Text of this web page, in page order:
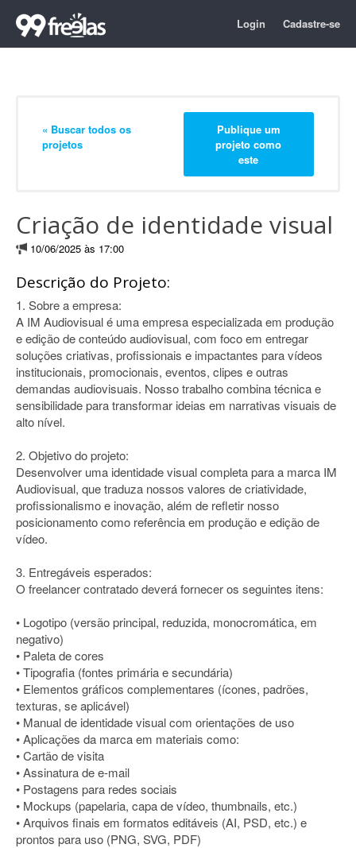
Login Cadastre-se
« Buscar todos os
projetos
Publique um
projeto como
este
Criação de identidade visual
10/06/2025 às 17:00
Descrição do Projeto:
1. Sobre a empresa:
A IM Audiovisual é uma empresa especializada em produção
e edição de conteúdo audiovisual, com foco em entregar
soluções criativas, profissionais e impactantes para vídeos
institucionais, promocionais, eventos, clipes e outras
demandas audiovisuais. Nosso trabalho combina técnica e
sensibilidade para transformar ideias em narrativas visuais de
alto nível.
2. Objetivo do projeto:
Desenvolver uma identidade visual completa para a marca IM
Audiovisual, que traduza nossos valores de criatividade,
profissionalismo e inovação, além de refletir nosso
posicionamento como referência em produção e edição de
vídeo.
3. Entregáveis esperados:
O freelancer contratado deverá fornecer os seguintes itens:
• Logotipo (versão principal, reduzida, monocromática, em
negativo)
• Paleta de cores
• Tipografia (fontes primária e secundária)
• Elementos gráficos complementares (ícones, padrões,
texturas, se aplicável)
• Manual de identidade visual com orientações de uso
• Aplicações da marca em materiais como:
• Cartão de visita
• Assinatura de e-mail
• Postagens para redes sociais
• Mockups (papelaria, capa de vídeo, thumbnails, etc.)
• Arquivos finais em formatos editáveis (AI, PSD, etc.) e
prontos para uso (PNG, SVG, PDF)